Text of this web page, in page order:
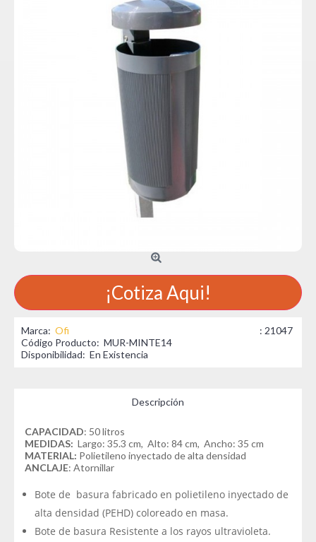
¡Cotiza Aqui!
: 21047
Marca: Ofi
Código Producto: MUR-MINTE14
Disponibilidad: En Existencia
Descripción
CAPACIDAD: 50 litros
MEDIDAS: Largo: 35.3 cm, Alto: 84 cm, Ancho: 35 cm
MATERIAL: Polietileno inyectado de alta densidad
ANCLAJE: Atornillar
Bote de basura fabricado en polietileno inyectado de
alta densidad (PEHD) coloreado en masa.
Bote de basura Resistente a los rayos ultravioleta.